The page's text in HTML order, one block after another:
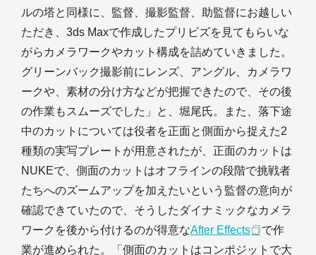
ルの塔と同様に、監督、撮影監督、助監督にお越しい
ただき、3ds Maxで作成したプリビズを見てもらいな
がらカメラワークやカット構成を詰めていきました。
グリーンバック撮影前にレンズ、アングル、カメラワ
ークや、素材の分け方などが把握できたので、その後
の作業もスムーズでした」と、堀尾氏。また、落下途
中のカットについては役者を正面と側面から捉えた2
種類の実写プレートが用意されたが、正面のカットは
NUKEで、側面のカットはオフラインの段階で挑戦者
たちへのズームアップを加えたいという監督の意向が
確認できていたので、そうしたダイナミックなカメラ
ワークを後から付けるのが得意なAfter Effects
で作
業が進められた。「側面のカットはコンポジットで大